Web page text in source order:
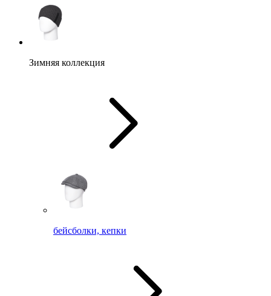
Зимняя коллекция
бейсболки, кепки